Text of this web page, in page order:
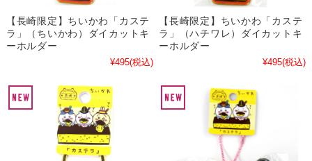
【長崎限定】ちいかわ「カステ
ラ」（ちいかわ）ダイカットキ
ーホルダー
¥495(税込)
【長崎限定】ちいかわ「カステ
ラ」（ハチワレ）ダイカットキ
ーホルダー
¥495(税込)